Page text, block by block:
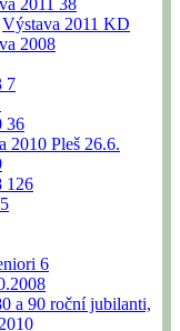
2011 38
Výstava 2011 KD
2008
7
36
2010 Pleš 26.6.
126
6
a 90 roční jubilanti,